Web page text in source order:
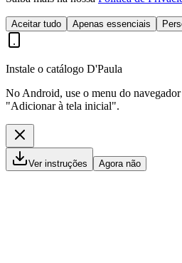
Aceitar tudo Apenas essenciais
Instale o catálogo D'Paula
No Android, use o menu do
"Adicionar à tela inicial".
Ver instruções Agora não